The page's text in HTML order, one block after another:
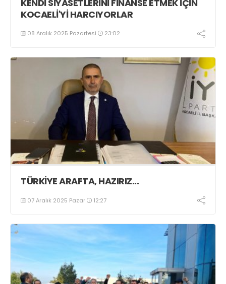
KENDİ SİYASETLERİNİ FİNANSE ETMEK İÇİN
KOCAELİ'Yİ HARCIYORLAR
08 Aralık 2025 Pazartesi 23:02
TÜRKİYE ARAFTA, HAZIRIZ...
07 Aralık 2025 Pazar 12:27